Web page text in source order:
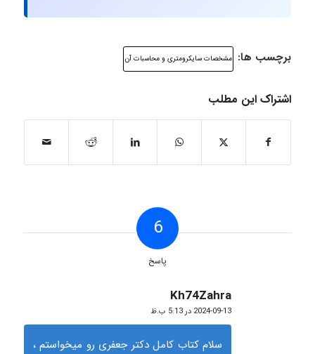
برچسب ها: مشخصات سایكرومتری و محاسبات آن
اشتراک این مطلب
6
پاسخ
Kh74Zahra
گفته:
2024-09-13 در 5:13 ب.ظ
سلام کتاب کامل دکتر جعفری رو میخواستم ،